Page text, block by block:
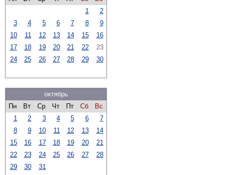
1
2
3
4 5 6 7 8
9
10
11 12 13 14 15
16
17
18 19 20 21 22
23
24
25 26 27 28 29 30
октябрь
Пн
Вт Ср Чт Пт Сб
Вс
1
2 3 4 5 6
7
8
9 10 11 12 13
14
15
16 17 18 19 20
21
22
23 24 25 26 27
28
29
30 31